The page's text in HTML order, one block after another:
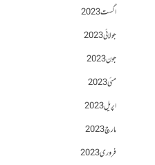
اگست 2023
جولائی 2023
جون 2023
مئی 2023
اپریل 2023
مارچ 2023
فروری 2023